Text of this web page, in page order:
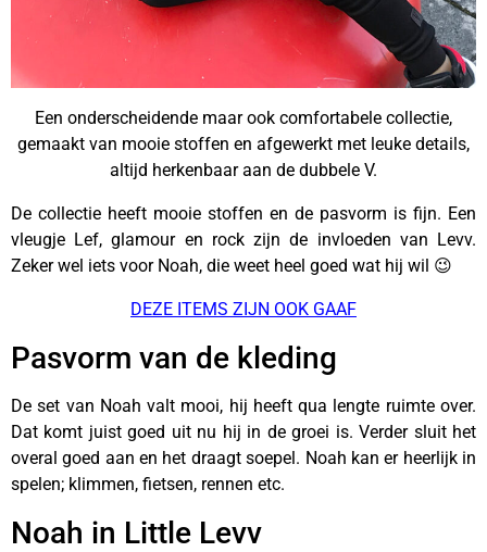
Een onderscheidende maar ook comfortabele collectie,
gemaakt van mooie stoffen en afgewerkt met leuke details,
altijd herkenbaar aan de dubbele V.
De collectie heeft mooie stoffen en de pasvorm is fijn. Een
vleugje Lef, glamour en rock zijn de invloeden van Levv.
Zeker wel iets voor Noah, die weet heel goed wat hij wil 😉
DEZE ITEMS ZIJN OOK GAAF
Pasvorm van de kleding
De set van Noah valt mooi, hij heeft qua lengte ruimte over.
Dat komt juist goed uit nu hij in de groei is. Verder sluit het
overal goed aan en het draagt soepel. Noah kan er heerlijk in
spelen; klimmen, fietsen, rennen etc.
Noah in Little Levv